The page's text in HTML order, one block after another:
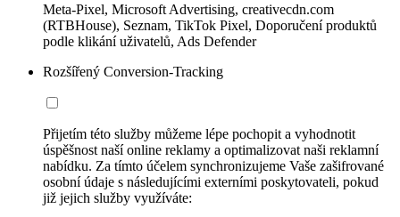
Meta-Pixel, Microsoft Advertising, creativecdn.com
(RTBHouse), Seznam, TikTok Pixel, Doporučení produktů
podle klikání uživatelů, Ads Defender
Rozšířený Conversion-Tracking
Přijetím této služby můžeme lépe pochopit a vyhodnotit
úspěšnost naší online reklamy a optimalizovat naši reklamní
nabídku. Za tímto účelem synchronizujeme Vaše zašifrované
osobní údaje s následujícími externími poskytovateli, pokud
již jejich služby využíváte: